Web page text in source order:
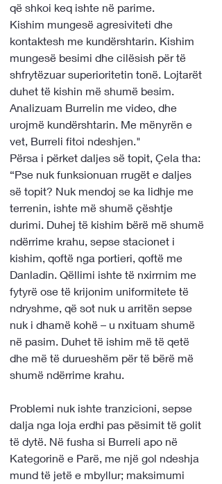
që shkoi keq ishte në parime.
Kishim mungesë agresiviteti dhe
kontaktesh me kundërshtarin. Kishim
mungesë besimi dhe cilësish për të
shfrytëzuar superioritetin tonë. Lojtarët
duhet të kishin më shumë besim.
Analizuam Burrelin me video, dhe
urojmë kundërshtarin. Me mënyrën e
vet, Burreli fitoi ndeshjen."
Përsa i përket daljes së topit, Çela tha:
“Pse nuk funksionuan rrugët e daljes
së topit? Nuk mendoj se ka lidhje me
terrenin, ishte më shumë çështje
durimi. Duhej të kishim bërë më shumë
ndërrime krahu, sepse stacionet i
kishim, qoftë nga portieri, qoftë me
Danladin. Qëllimi ishte të nxirrnim me
fytyrë ose të krijonim uniformitete të
ndryshme, që sot nuk u arritën sepse
nuk i dhamë kohë – u nxituam shumë
në pasim. Duhet të ishim më të qetë
dhe më të durueshëm për të bërë më
shumë ndërrime krahu.
Problemi nuk ishte tranzicioni, sepse
dalja nga loja erdhi pas pësimit të golit
të dytë. Në fusha si Burreli apo në
Kategorinë e Parë, me një gol ndeshja
mund të jetë e mbyllur; maksimumi